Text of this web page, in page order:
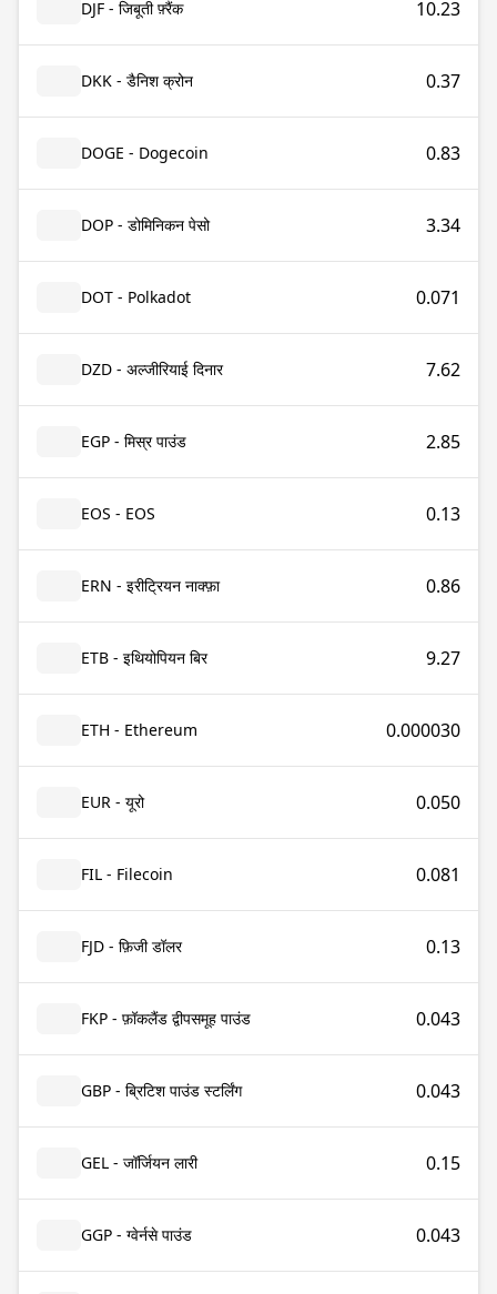
DJF - जिबूती फ़्रैंक 10.23
DKK - डैनिश क्रोन 0.37
DOGE - Dogecoin 0.83
DOP - डोमिनिकन पेसो 3.34
DOT - Polkadot 0.071
DZD - अल्जीरियाई दिनार 7.62
EGP - मिस्र पाउंड 2.85
EOS - EOS 0.13
ERN - इरीट्रियन नाक्फ़ा 0.86
ETB - इथियोपियन बिर 9.27
ETH - Ethereum 0.000030
EUR - यूरो 0.050
FIL - Filecoin 0.081
FJD - फ़िजी डॉलर 0.13
FKP - फ़ॉकलैंड द्वीपसमूह पाउंड 0.043
GBP - ब्रिटिश पाउंड स्टर्लिंग 0.043
GEL - जॉर्जियन लारी 0.15
GGP - ग्वेर्नसे पाउंड 0.043